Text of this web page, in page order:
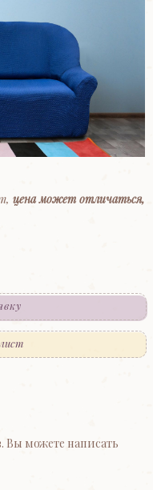
цена может отличаться,
Вы можете написать